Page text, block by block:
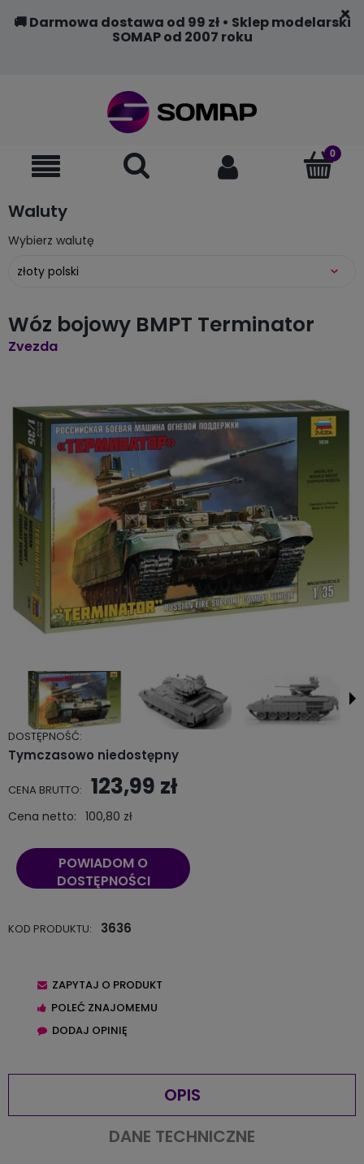
🚚 Darmowa dostawa od 99 zł • Sklep modelarski
SOMAP od 2007 roku
Waluty
Wybierz walutę
Wóz bojowy BMPT Terminator
Zvezda
DOSTĘPNOŚĆ:
Tymczasowo niedostępny
CENA BRUTTO: 123,99 zł
Cena netto: 100,80 zł
POWIADOM O
DOSTĘPNOŚCI
KOD PRODUKTU: 3636
ZAPYTAJ O PRODUKT
POLEĆ ZNAJOMEMU
DODAJ OPINIĘ
OPIS
DANE TECHNICZNE